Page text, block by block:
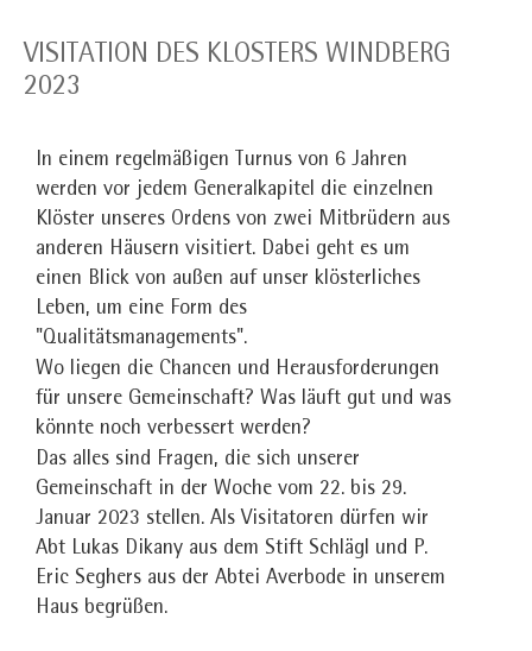
VISITATION DES KLOSTERS WINDBERG
2023
In einem regelmäßigen Turnus von 6 Jahren
werden vor jedem Generalkapitel die einzelnen
Klöster unseres Ordens von zwei Mitbrüdern aus
anderen Häusern visitiert. Dabei geht es um
einen Blick von außen auf unser klösterliches
Leben, um eine Form des
"Qualitätsmanagements".
Wo liegen die Chancen und Herausforderungen
für unsere Gemeinschaft? Was läuft gut und was
könnte noch verbessert werden?
Das alles sind Fragen, die sich unserer
Gemeinschaft in der Woche vom 22. bis 29.
Januar 2023 stellen. Als Visitatoren dürfen wir
Abt Lukas Dikany aus dem Stift Schlägl und P.
Eric Seghers aus der Abtei Averbode in unserem
Haus begrüßen.